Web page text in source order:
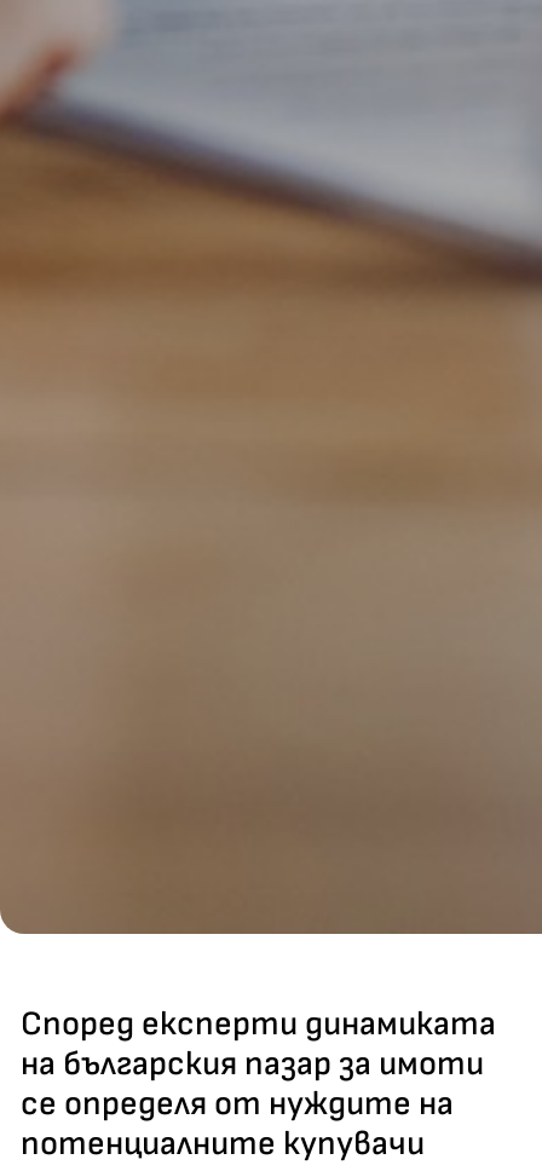
Според експерти динамиката
на българския пазар за имоти
се определя от нуждите на
потенциалните купувачи